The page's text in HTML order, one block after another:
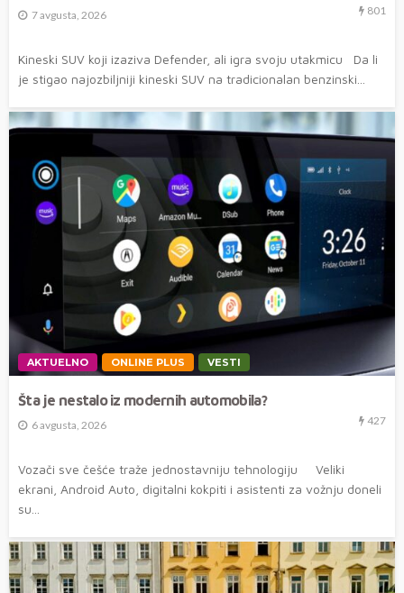
7 avgusta, 2026 801
Kineski SUV koji izaziva Defender, ali igra svoju utakmicu Da li
je stigao najozbiljniji kineski SUV na tradicionalan benzinski...
AKTUELNO ONLINE PLUS VESTI
Šta je nestalo iz modernih automobila?
6 avgusta, 2026 427
Vozači sve češće traže jednostavniju tehnologiju Veliki
ekrani, Android Auto, digitalni kokpiti i asistenti za vožnju doneli
su...